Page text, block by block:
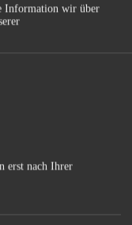
Information wir über
erst nach Ihrer